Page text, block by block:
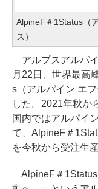
AlpineF＃1Status（
ス）
アルプスアルパ
月22日、世界最高
s（アルパイン エ
した。2021年秋か
国内ではアルパイ
て、AlpineF＃
を今秋から受注生
AlpineF＃1Status